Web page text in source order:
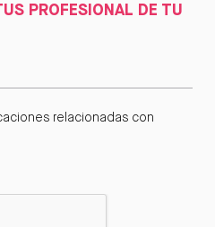
PROFESIONAL DE TU
relacionadas con